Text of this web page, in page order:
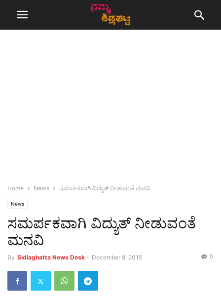
Home News ಸಮರ್ಪಕವಾಗಿ ವಿದ್ಯುತ್ ನೀಡುವಂತೆ ಮನವಿ
News
ಸಮರ್ಪಕವಾಗಿ ವಿದ್ಯುತ್ ನೀಡುವಂತೆ
ಮನವಿ
By Sidlaghatta News Desk - December 8, 2015 0